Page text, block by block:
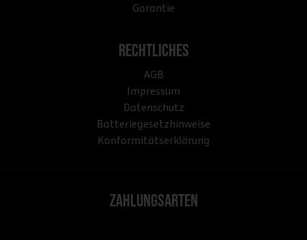
Garantie
Rechtliches
AGB
Impressum
Datenschutz
Batteriegesetzhinweise
Konformitätserklärung
Zahlungsarten